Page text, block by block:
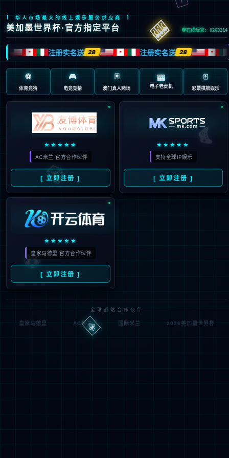
404 页面不存在。可
能你打开的是过期的
书签，或者输入了错
误的地址。
3秒后